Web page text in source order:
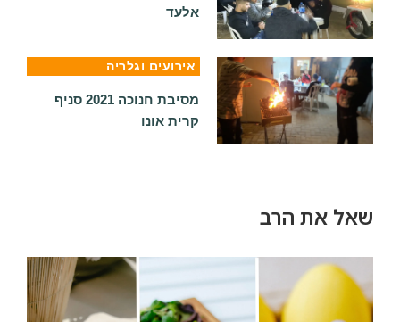
אלעד
אירועים וגלריה
מסיבת חנוכה 2021 סניף
קרית אונו
שאל את הרב